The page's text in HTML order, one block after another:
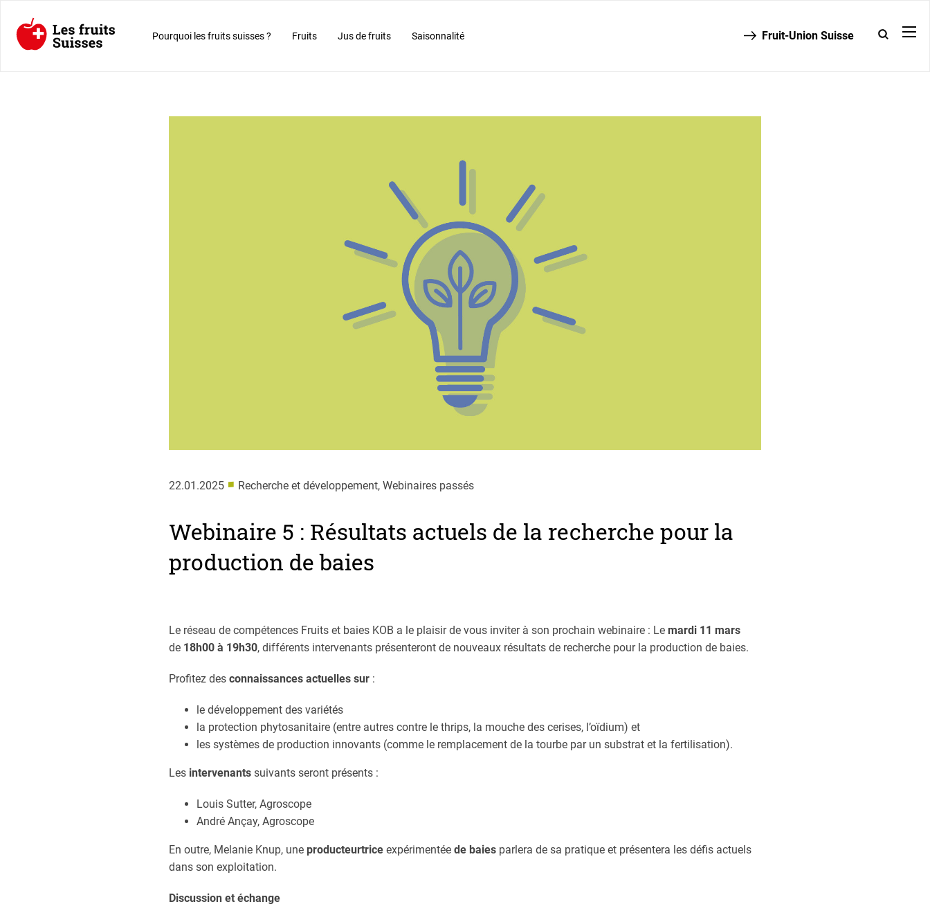
Pourquoi les fruits suisses ? Fruits Jus de fruits Saisonnalité Fruit-Union Suisse
22.01.2025 ■ Recherche et développement, Webinaires passés
Webinaire 5 : Résultats actuels de la recherche pour la
production de baies
Le réseau de compétences Fruits et baies KOB a le plaisir de vous inviter à son prochain webinaire : Le mardi 11 mars
de 18h00 à 19h30, différents intervenants présenteront de nouveaux résultats de recherche pour la production de baies.
Profitez des connaissances actuelles sur :
le développement des variétés
la protection phytosanitaire (entre autres contre le thrips, la mouche des cerises, l’oïdium) et
les systèmes de production innovants (comme le remplacement de la tourbe par un substrat et la fertilisation).
Les intervenants suivants seront présents :
Louis Sutter, Agroscope
André Ançay, Agroscope
En outre, Melanie Knup, une producteurtrice expérimentée de baies parlera de sa pratique et présentera les défis actuels
dans son exploitation.
Discussion et échange